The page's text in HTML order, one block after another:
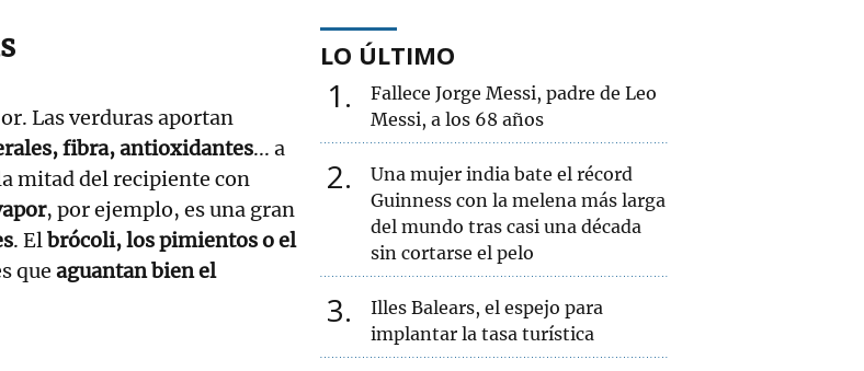
Las verduras aportan
fibra, antioxidantes... a
mitad del recipiente con
, por ejemplo, es una gran
. Elbrócoli, los pimientos o el
que aguantan bien el
LO ÚLTIMO
1
Fallece Jorge Messi, padre de Leo
Messi, a los 68 años
2
Una mujer india bate el récord
Guinness con la melena más larga
del mundo tras casi una década
sin cortarse el pelo
3
Illes Balears, el espejo para
implantar la tasa turística